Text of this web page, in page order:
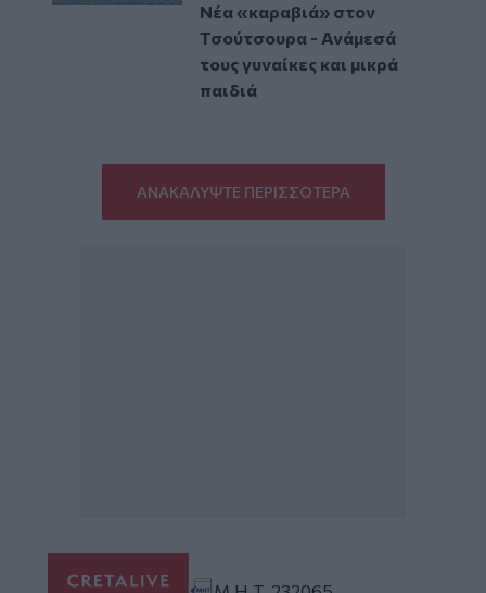
Νέα «καραβιά» στον
Τσούτσουρα - Ανάμεσά
τους γυναίκες και μικρά
παιδιά
ΑΝΑΚΑΛΥΨΤΕ ΠΕΡΙΣΣΟΤΕΡΑ